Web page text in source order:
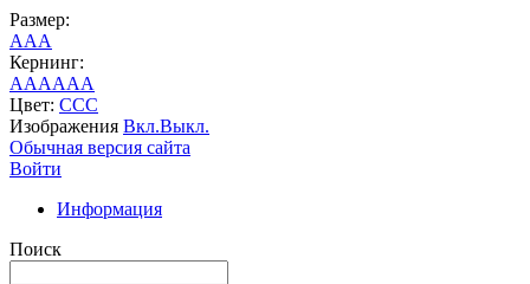
Размер:
AAA
Кернинг:
AAAAAA
Цвет: CCC
Изображения Вкл.Выкл.
Обычная версия сайта
Войти
Информация
Поиск